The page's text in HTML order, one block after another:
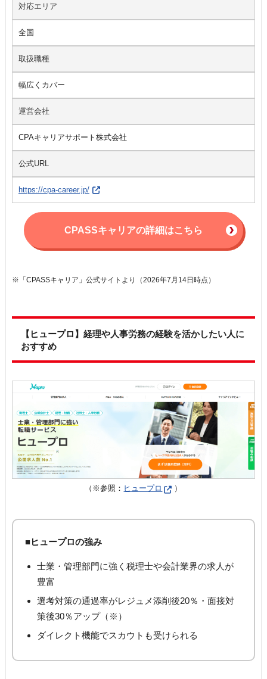
対応エリア
全国
取扱職種
幅広くカバー
運営会社
CPAキャリアサポート株式会社
公式URL
https://cpa-career.jp/
CPASSキャリアの詳細はこちら
※「CPASSキャリア」公式サイトより（2026年7月14日時点）
【ヒュープロ】経理や人事労務の経験を活かしたい人に
おすすめ
（※参照： ヒュープロ ）
■ヒュープロの強み
士業・管理部門に強く税理士や会計業界の求人が
豊富
選考対策の通過率がレジュメ添削後20％・面接対
策後30％アップ（※）
ダイレクト機能でスカウトも受けられる